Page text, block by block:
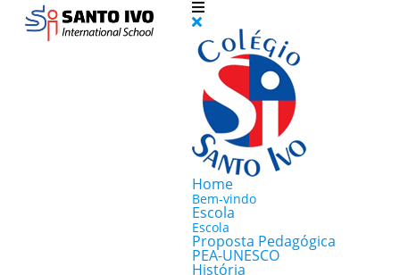
Home
Bem-vindo
Escola
Escola
Proposta Pedagógica
PEA-UNESCO
História